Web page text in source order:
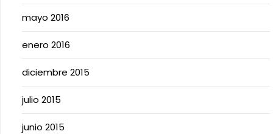
mayo 2016
enero 2016
diciembre 2015
julio 2015
junio 2015